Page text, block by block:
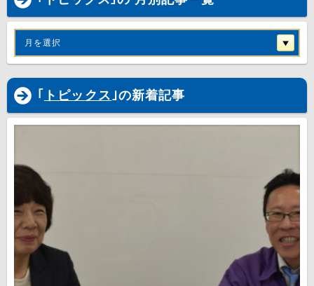
月を選択
｢ トピックス｣の新着記事